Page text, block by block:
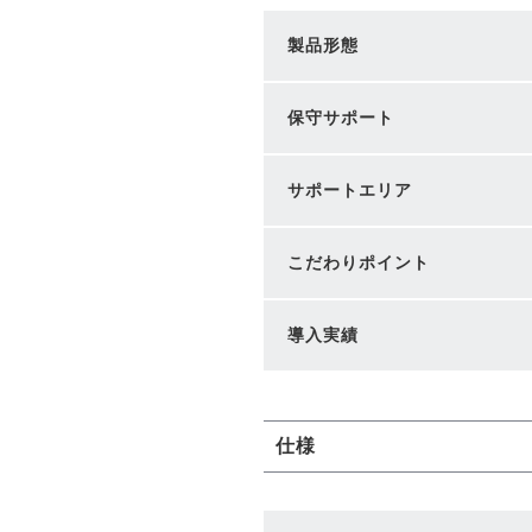
製品形態
保守サポート
サポートエリア
こだわりポイント
導入実績
仕様